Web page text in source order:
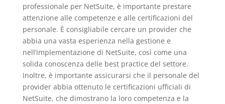
professionale per NetSuite, è importante prestare
attenzione alle competenze e alle certificazioni del
personale. È consigliabile cercare un provider che
abbia una vasta esperienza nella gestione e
nell’implementazione di NetSuite, così come una
solida conoscenza delle best practice del settore.
Inoltre, è importante assicurarsi che il personale del
provider abbia ottenuto le certificazioni ufficiali di
NetSuite, che dimostrano la loro competenza e la